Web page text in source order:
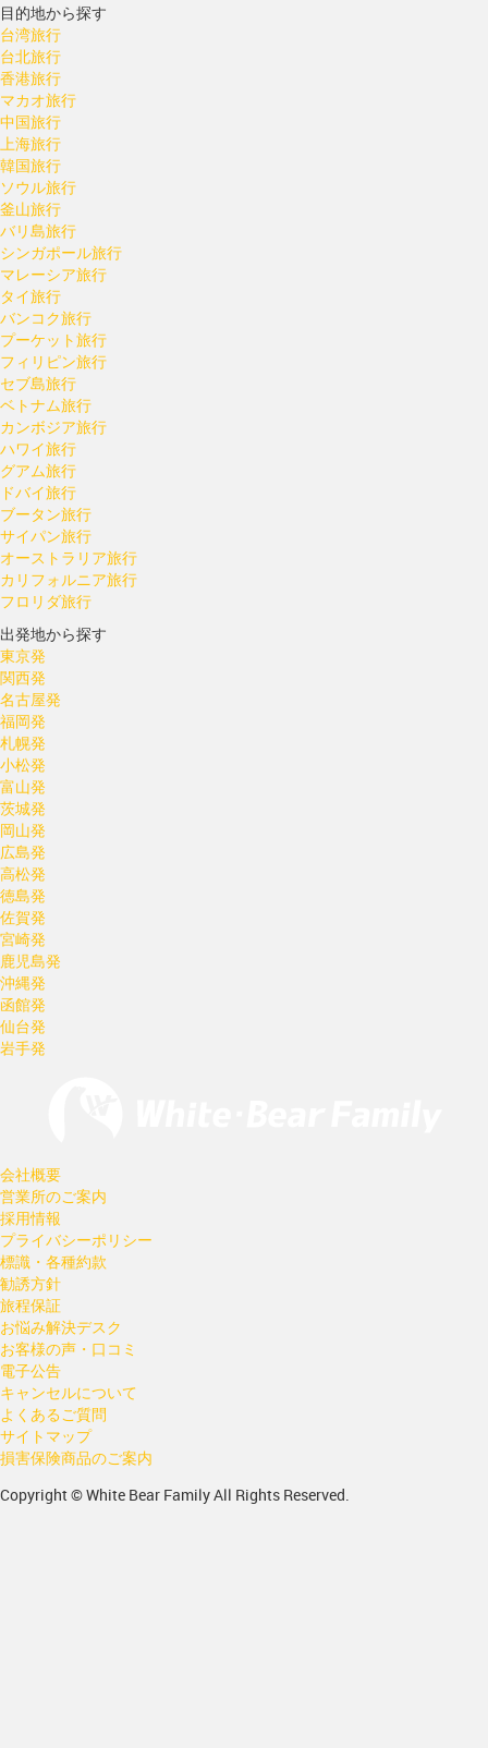
目的地から探す
台湾旅行
台北旅行
香港旅行
マカオ旅行
中国旅行
上海旅行
韓国旅行
ソウル旅行
釜山旅行
バリ島旅行
シンガポール旅行
マレーシア旅行
タイ旅行
バンコク旅行
プーケット旅行
フィリピン旅行
セブ島旅行
ベトナム旅行
カンボジア旅行
ハワイ旅行
グアム旅行
ドバイ旅行
ブータン旅行
サイパン旅行
オーストラリア旅行
カリフォルニア旅行
フロリダ旅行
出発地から探す
東京発
関西発
名古屋発
福岡発
札幌発
小松発
富山発
茨城発
岡山発
広島発
高松発
徳島発
佐賀発
宮崎発
鹿児島発
沖縄発
函館発
仙台発
岩手発
会社概要
営業所のご案内
採用情報
プライバシーポリシー
標識・各種約款
勧誘方針
旅程保証
お悩み解決デスク
お客様の声・口コミ
電子公告
キャンセルについて
よくあるご質問
サイトマップ
損害保険商品のご案内
Copyright © White Bear Family All Rights Reserved.